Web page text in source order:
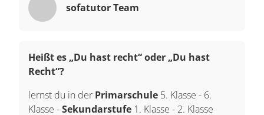
sofatutor Team
Heißt es „Du hast recht“ oder „Du hast
Recht“?
lernst du in der Primarschule 5. Klasse - 6.
Klasse -Sekundarstufe 1. Klasse - 2. Klasse